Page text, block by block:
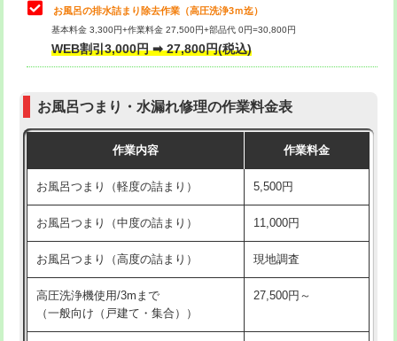
その他部品の脱着 8,800円～
交換・取付（タンク）
交換・取付（普通便座） 11,000円+材料費
交換・取付（温水洗浄便座） 16,500円+材料費
交換・取付(単水栓（壁付・デッキ
式）)
13,200円+材料費
交換・取付(混合水栓（壁付・デッキ
式・ワンホール）)
16,500円+材料費
交換・取付(排水栓・排水トラップ
（P/S/ポップアップ））
22,000円+材料費
お風呂の排水詰まり除去作業（高圧洗浄3ｍ迄）
基本料金 3,300円+作業料金 27,500円+部品代 0円=30,800円
WEB割引3,000円 ➡ 27,800円(税込)
お風呂つまり・水漏れ修理の作業料金表
作業内容 作業料金
お風呂つまり（軽度の詰まり） 5,500円
お風呂つまり（中度の詰まり） 11,000円
お風呂つまり（高度の詰まり） 現地調査
高圧洗浄機使用/3mまで
（一般向け（戸建て・集合））
27,500円～